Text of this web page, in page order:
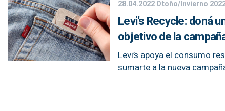
28.04.2022Otoño/Invierno
Levi’s Recycle: doná
objetivo de la
Levi’s apoya el consumo
sumarte a la nueva